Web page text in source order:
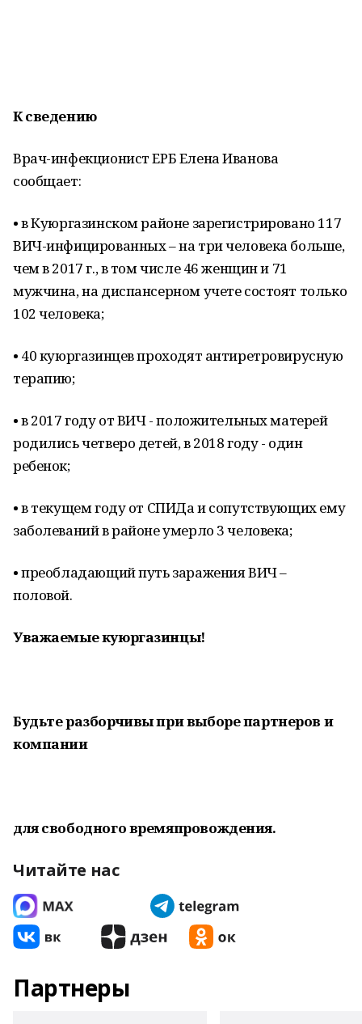
К сведению
Врач-инфекционист ЕРБ Елена Иванова
сообщает:
• в Куюргазинском районе зарегистрировано 117
ВИЧ-инфицированных – на три человека больше,
чем в 2017 г., в том числе 46 женщин и 71
мужчина, на диспансерном учете состоят только
102 человека;
• 40 куюргазинцев проходят антиретровирусную
терапию;
• в 2017 году от ВИЧ - положительных матерей
родились четверо детей, в 2018 году - один
ребенок;
• в текущем году от СПИДа и сопутствующих ему
заболеваний в районе умерло 3 человека;
• преобладающий путь заражения ВИЧ –
половой.
Уважаемые куюргазинцы!
Будьте разборчивы при выборе партнеров и
компании
для свободного времяпровождения.
Читайте нас
Партнеры